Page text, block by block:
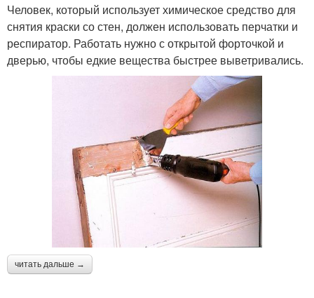
Человек, который использует химическое средство для
снятия краски со стен, должен использовать перчатки и
респиратор. Работать нужно с открытой форточкой и
дверью, чтобы едкие вещества быстрее выветривались.
читать дальше →